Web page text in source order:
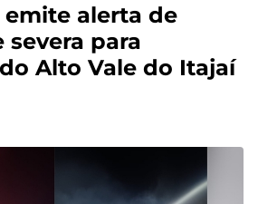
emite alerta de
para
Alto Vale do Itajaí